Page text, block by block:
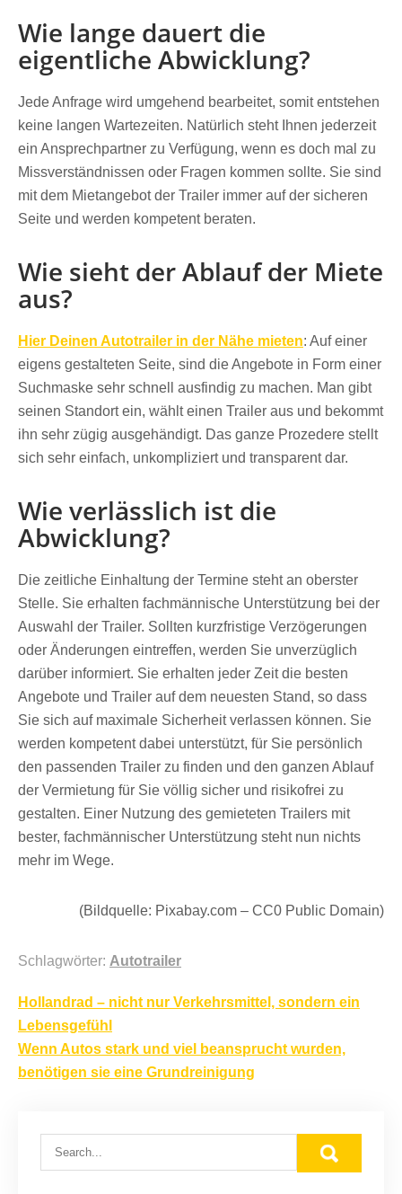
Wie lange dauert die
eigentliche Abwicklung?
Jede Anfrage wird umgehend bearbeitet, somit entstehen
keine langen Wartezeiten. Natürlich steht Ihnen jederzeit
ein Ansprechpartner zu Verfügung, wenn es doch mal zu
Missverständnissen oder Fragen kommen sollte. Sie sind
mit dem Mietangebot der Trailer immer auf der sicheren
Seite und werden kompetent beraten.
Wie sieht der Ablauf der Miete
aus?
Hier Deinen Autotrailer in der Nähe mieten: Auf einer
eigens gestalteten Seite, sind die Angebote in Form einer
Suchmaske sehr schnell ausfindig zu machen. Man gibt
seinen Standort ein, wählt einen Trailer aus und bekommt
ihn sehr zügig ausgehändigt. Das ganze Prozedere stellt
sich sehr einfach, unkompliziert und transparent dar.
Wie verlässlich ist die
Abwicklung?
Die zeitliche Einhaltung der Termine steht an oberster
Stelle. Sie erhalten fachmännische Unterstützung bei der
Auswahl der Trailer. Sollten kurzfristige Verzögerungen
oder Änderungen eintreffen, werden Sie unverzüglich
darüber informiert. Sie erhalten jeder Zeit die besten
Angebote und Trailer auf dem neuesten Stand, so dass
Sie sich auf maximale Sicherheit verlassen können. Sie
werden kompetent dabei unterstützt, für Sie persönlich
den passenden Trailer zu finden und den ganzen Ablauf
der Vermietung für Sie völlig sicher und risikofrei zu
gestalten. Einer Nutzung des gemieteten Trailers mit
bester, fachmännischer Unterstützung steht nun nichts
mehr im Wege.
(Bildquelle: Pixabay.com – CC0 Public Domain)
Schlagwörter: Autotrailer
Beitragsnavigation
Hollandrad – nicht nur Verkehrsmittel, sondern ein
Lebensgefühl
Wenn Autos stark und viel beansprucht wurden,
benötigen sie eine Grundreinigung